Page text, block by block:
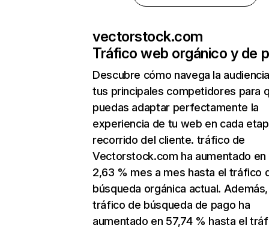
vectorstock.com
Tráfico web orgánico y de
Descubre cómo navega la
tus principales competidores para
puedas adaptar perfectamente la
experiencia de tu web en cada
recorrido del cliente. tráfico de
Vectorstock.com ha aumentado en
2,63 % mes a mes hasta el tráfico
búsqueda orgánica actual.
tráfico de búsqueda de pago ha
aumentado en 57,74 % hasta el